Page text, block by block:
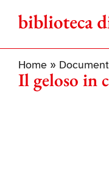
contenuto
Home»
Il geloso in